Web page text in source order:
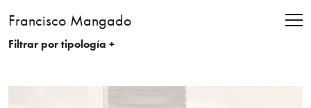
Francisco Mangado
Filtrar por tipología +